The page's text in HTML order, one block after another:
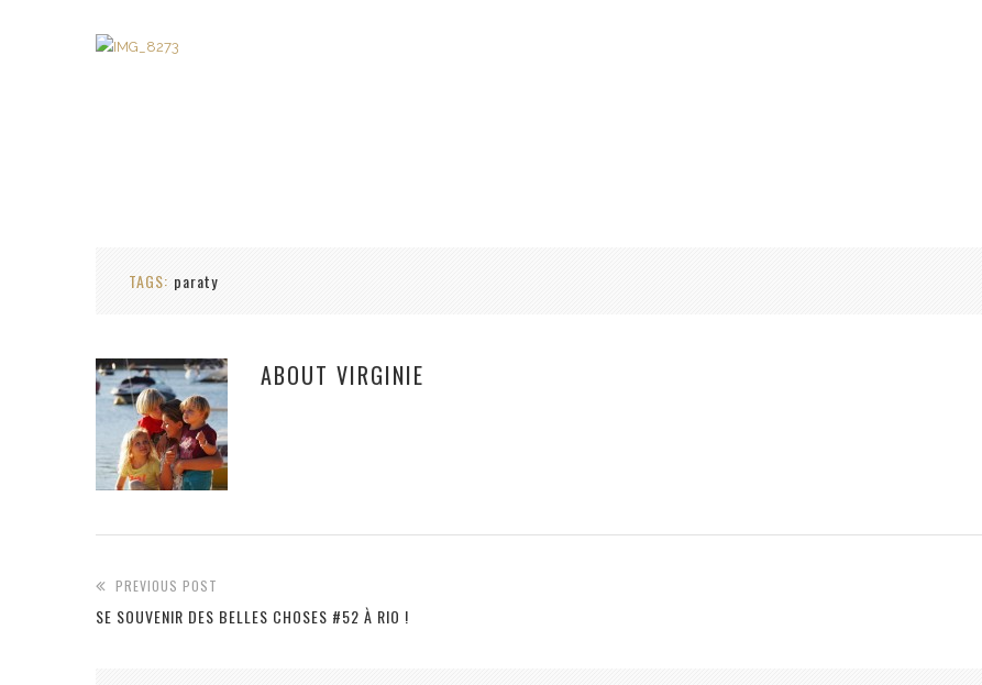
TAGS: paraty
ABOUT VIRGINIE
PREVIOUS POST
SE SOUVENIR DES BELLES CHOSES #52 À RIO !